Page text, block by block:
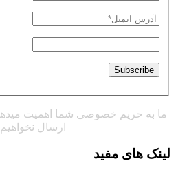
ما به حریم خصوصی شما اهمیت
ارسال
لینک های مفید